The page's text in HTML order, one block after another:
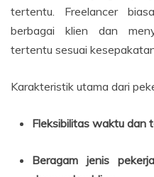
tertentu. Freelancer
berbagai klien dan
tertentu sesuai
Karakteristik utama dari
Fleksibilitas waktu dan
Beragam jenis